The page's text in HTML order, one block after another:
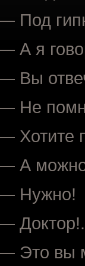
Под
А я
Вы
Не
Хотите
А
Нужно!
Это вы